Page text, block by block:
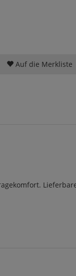
Auf die Merkliste